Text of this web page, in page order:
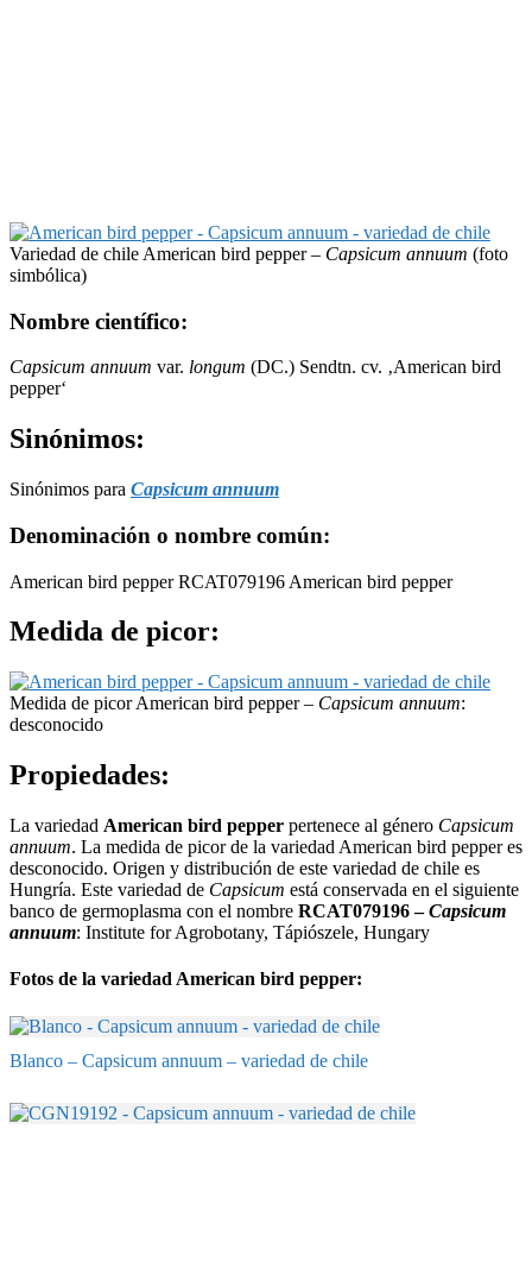
Variedad de chile American bird pepper – Capsicum annuum (foto
simbólica)
Nombre científico:
Capsicum annuum var. longum (DC.) Sendtn. cv. ‚American bird
pepper‘
Sinónimos:
Sinónimos para Capsicum annuum
Denominación o nombre común:
American bird pepper RCAT079196 American bird pepper
Medida de picor:
Medida de picor American bird pepper – Capsicum annuum:
desconocido
Propiedades:
La variedad American bird pepper pertenece al género Capsicum
annuum. La medida de picor de la variedad American bird pepper es
desconocido. Origen y distribución de este variedad de chile es
Hungría. Este variedad de Capsicum está conservada en el siguiente
banco de germoplasma con el nombre RCAT079196 –Capsicum
annuum: Institute for Agrobotany, Tápiószele, Hungary
Fotos de la variedad American bird pepper:
Blanco – Capsicum annuum – variedad de chile